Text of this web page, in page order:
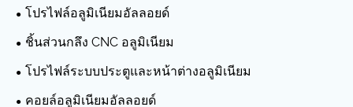
โปรไฟล์อลูมิเนียมอัลลอยด์
ชิ้นส่วนกลึง CNC อลูมิเนียม
โปรไฟล์ระบบประตูและหน้าต่างอลูมิเนียม
คอยล์อลูมิเนียมอัลลอยด์